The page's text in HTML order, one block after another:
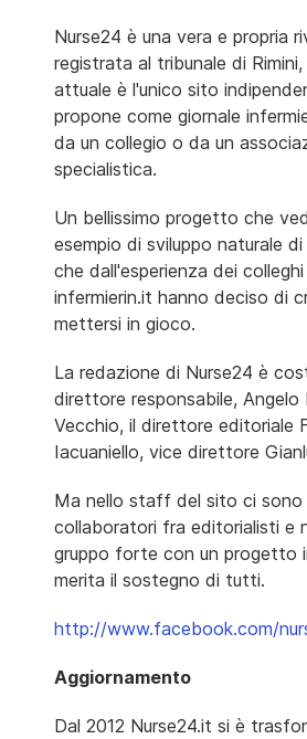
Nurse24 è una vera e propria
registrata al tribunale di
attuale è l'unico sito
propone come giornale
da un collegio o da un
specialistica.
Un bellissimo progetto che
esempio di sviluppo naturale
che dall'esperienza dei
infermierin.it hanno deciso di
mettersi in gioco.
La redazione di Nurse24 è
direttore responsabile, Angelo
Vecchio, il direttore editoriale
Iacuaniello, vice direttore
Ma nello staff del sito ci sono
collaboratori fra editorialisti e
gruppo forte con un progetto
merita il sostegno di tutti.
http://www.facebook.com/
Aggiornamento
Dal 2012 Nurse24.it si è